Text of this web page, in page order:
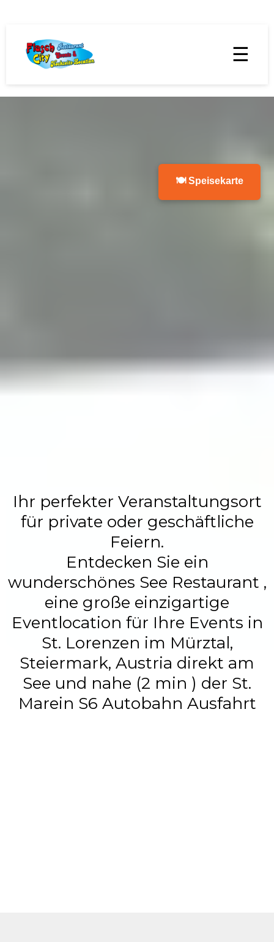
☰
🍽 Speisekarte
Restaurant,
Events &
Ihr perfekter Veranstaltungsort
für private oder geschäftliche
Feiern.
Entdecken Sie ein
wunderschönes See Restaurant ,
eine große einzigartige
Eventlocation für Ihre Events in
St. Lorenzen im Mürztal,
Steiermark, Austria direkt am
See und nahe (2 min ) der St.
Marein S6 Autobahn Ausfahrt